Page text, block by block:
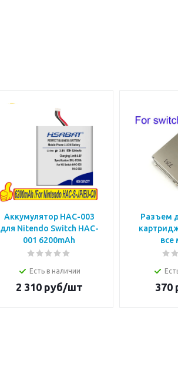
Аккумулятор HAC-003
для Nitendo Switch HAC-
001 6200mAh
Есть в наличии
2 310руб/шт
Разъем
все
370